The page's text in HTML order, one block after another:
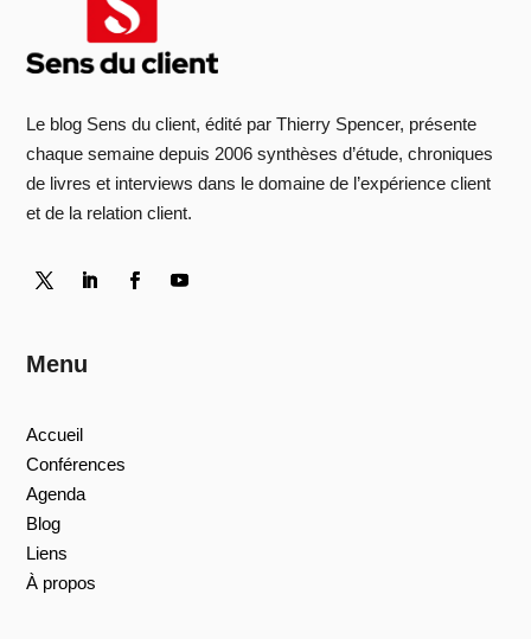
Le blog Sens du client, édité par Thierry Spencer, présente
chaque semaine depuis 2006 synthèses d’étude, chroniques
de livres et interviews dans le domaine de l’expérience client
et de la relation client.
Menu
Accueil
Conférences
Agenda
Blog
Liens
À propos